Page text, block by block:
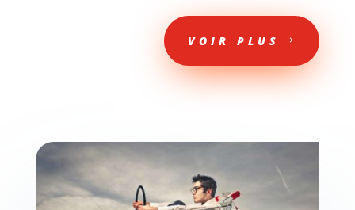
VOIR PLUS